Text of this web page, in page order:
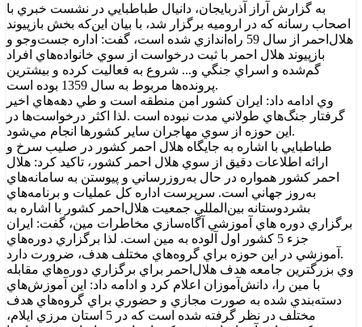
به گزارش آراز آذربايجان، دانيال طباطبايي در نشست خبري با
اصحاب رسانه که در اروميه برگزار شد، با بيان اين‌که بخش بازپيوند
هلال‌احمر از سال 59 راه‌اندازي شده است، گفت: اداره جست‌وجو و
بازپيوند هلال احمر با ثبت درخواست از سوي خانواده‌هاي افراد
گم‌شده و اسراي جنگي و... شروع به فعاليت کرده و بيشترين
پرونده‌ها مربوط به سال 1359 بوده است.
وي ادامه داد: ايران کشور امن منطقه است و طي دهه‌هاي اخير
گرفتار جنگ‌هاي طولاني مدت نبوده است .لذا اکثر درخواست‌ها در
اين حوزه از سوي مهاجران ساير کشورها انجام مي‌شود.
طباطبايي با اشاره به جايگاه هلال احمر کشور در صليب سرخ و
ارائه اطلاعات دقيق از سوي هلال احمر کشور، تاکيد کرد: هلال
احمر کشور همواره در حال به‌روزرساني و پيوستن به سامانه‌هاي
به‌روز جهاني است. سرپرست اداره کل عمليات و برنامه‌هاي
بشردوستانه بين‌المللي جمعيت هلال‌احمر کشور با اشاره به
برگزاري دوره هاي آموزشي آگاه‌سازي مخاطرات مين، گفت: ايران
جزء 5 کشور اول آلوده به مين است. لذا برگزاري دوره‌هاي
آموزشي در اين حوزه براي گروه‌هاي مختلف هدف، ضرورت دارد.
وي بزرگترين جامعه هدف هلال‌احمر براي برگزاري دوره‌هاي مقابله
با مين را، دانش‌آموزان اعلام کرد و ادامه داد: اين آموزش‌هاي
دسته‌بندي شده به صورت مجازي و حضوري براي گروه‌هاي هدف
مختلف در نظر گرفته شده است که در 5 استان مرزي ايلام،